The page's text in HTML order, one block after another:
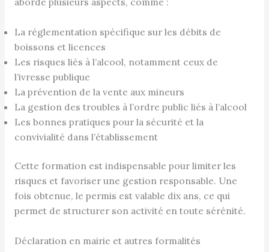
La réglementation spécifique sur les débits de
boissons et licences
Les risques liés à l’alcool, notamment ceux de
l’ivresse publique
La prévention de la vente aux mineurs
La gestion des troubles à l’ordre public liés à l’alcool
Les bonnes pratiques pour la sécurité et la
convivialité dans l’établissement
Cette formation est indispensable pour limiter les
risques et favoriser une gestion responsable. Une
fois obtenue, le permis est valable dix ans, ce qui
permet de structurer son activité en toute sérénité.
Déclaration en mairie et autres formalités